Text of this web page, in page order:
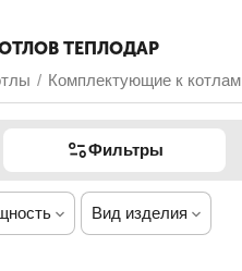
ТЕПЛОДАР
/ Комплектующие к котлам
Фильтры
Вид изделия